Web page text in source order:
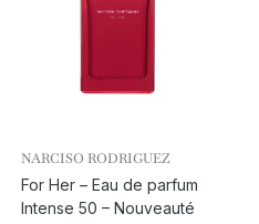
NARCISO RODRIGUEZ
For Her – Eau de parfum
Intense 50 – Nouveauté